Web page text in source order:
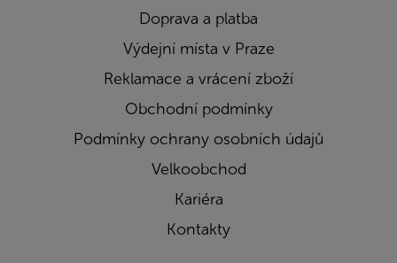
Doprava a platba
Výdejní místa v Praze
Reklamace a vrácení zboží
Obchodní podmínky
Podmínky ochrany osobních údajů
Velkoobchod
Kariéra
Kontakty